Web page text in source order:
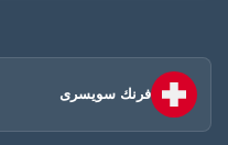
فرنك سويسرى